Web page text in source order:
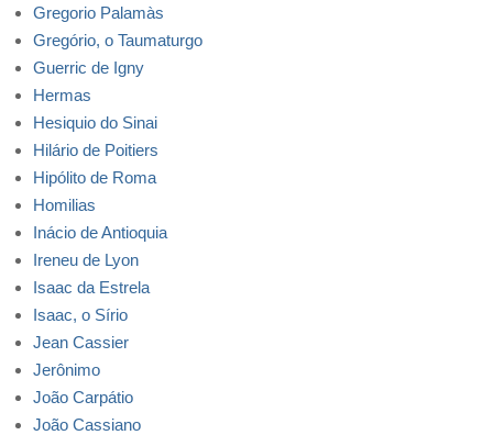
Gregorio Palamàs
Gregório, o Taumaturgo
Guerric de Igny
Hermas
Hesiquio do Sinai
Hilário de Poitiers
Hipólito de Roma
Homilias
Inácio de Antioquia
Ireneu de Lyon
Isaac da Estrela
Isaac, o Sírio
Jean Cassier
Jerônimo
João Carpátio
João Cassiano